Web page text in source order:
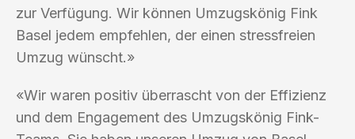
zur Verfügung. Wir können Umzugskönig Fink
Basel jedem empfehlen, der einen stressfreien
Umzug wünscht.»
«Wir waren positiv überrascht von der Effizienz
und dem Engagement des Umzugskönig Fink-